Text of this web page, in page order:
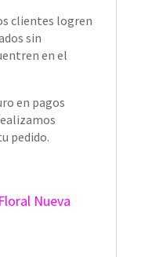
clientes logren
sin
en el
en pagos
pedido.
Nueva